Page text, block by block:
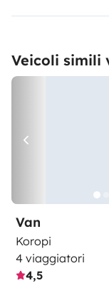
Veicoli simili
Van
Koropi
4 viaggiatori
4,5